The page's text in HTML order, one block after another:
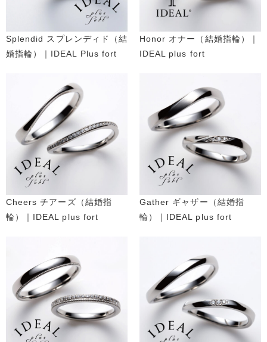
Splendid スプレンディド（結
婚指輪）｜IDEAL Plus fort
Honor オナー（結婚指輪）｜
IDEAL plus fort
Cheers チアーズ（結婚指
輪）｜IDEAL plus fort
Gather ギャザー（結婚指
輪）｜IDEAL plus fort